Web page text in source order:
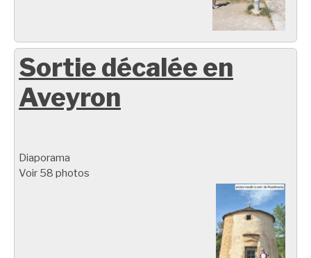
Sortie décalée en
Aveyron
Diaporama
Voir 58 photos